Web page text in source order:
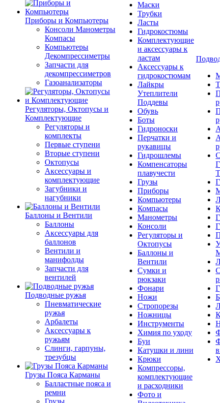
Приборы и Компьютеры
Консоли Манометры
Компасы
Компьютеры
Декомпрессиметры
Запчасти для
декомпрессиметров
Газоанализаторы
Регуляторы, Октопусы и
Комплектующие
Регуляторы и
комплекты
Первые ступени
Вторые ступени
Октопусы
Аксессуары и
комплектующие
Загубники и
нагубники
Баллоны и Вентили
Баллоны
Аксессуары для
баллонов
Вентили и
манифолды
Запчасти для
вентилей
Подводные ружья
Пневматические
ружья
Арбалеты
Аксессуары к
ружьям
Слинги, гарпуны,
трезубцы
Грузы Пояса Карманы
Балластные пояса и
ремни
Грузы
Маски
Трубки
Ласты
Гидрокостюмы
Комплектующие
и аксессуары к
ластам
Аксессуары к
гидрокостюмам
Лайкры
Утеплители
Поддевы
Обувь
Боты
Гидроноски
Перчатки и
рукавицы
Гидрошлемы
Компенсаторы
плавучести
Грузы
Приборы
Компьютеры
Компасы
Манометры
Консоли
Регуляторы и
Октопусы
Баллоны и
Вентили
Сумки и
рюкзаки
Фонари
Ножи
Стропорезы
Ножницы
Инструменты
Химия по уходу
Буи
Катушки и лини
Крюки
Компрессоры,
комплектующие
и расходники
Фото и